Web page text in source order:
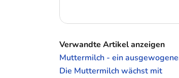
Verwandte Artikel anzeigen
Muttermilch - ein
Die Muttermilch wächst mit